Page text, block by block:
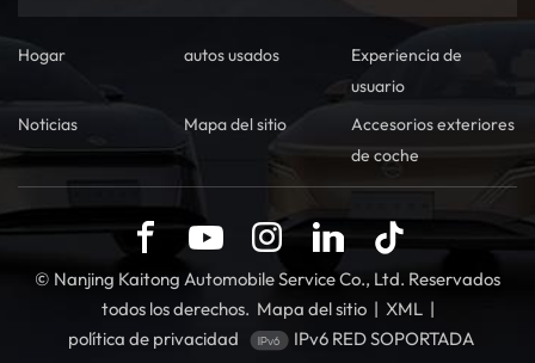
Hogar autos usados
Experiencia de
usuario
Noticias
Mapa del sitio
Accesorios exteriores
de coche
© Nanjing Kaitong Automobile Service Co., Ltd. Reservados
todos los derechos. Mapa del sitio | XML |
política de privacidad
IPv6 RED SOPORTADA